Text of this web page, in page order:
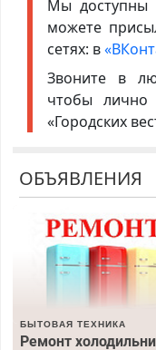
Мы доступны
можете
сетях: в
Звоните в
чтобы лично
«Городских
ОБЪЯВЛЕНИЯ
БЫТОВАЯ ТЕХНИКА
Ремонт